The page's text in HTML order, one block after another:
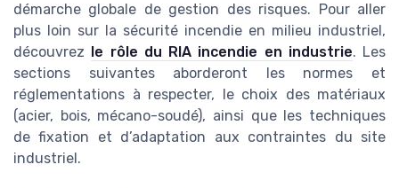
démarche globale de gestion des risques. Pour aller
plus loin sur la sécurité incendie en milieu industriel,
découvrez le rôle du RIA incendie en industrie. Les
sections suivantes aborderont les normes et
réglementations à respecter, le choix des matériaux
(acier, bois, mécano-soudé), ainsi que les techniques
de fixation et d’adaptation aux contraintes du site
industriel.